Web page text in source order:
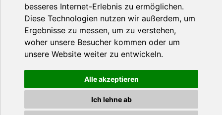
besseres Internet-Erlebnis zu ermöglichen.
Diese Technologien nutzen wir außerdem, um
Ergebnisse zu messen, um zu verstehen,
woher unsere Besucher kommen oder um
unsere Website weiter zu entwickeln.
Alle akzeptieren
Ich lehne ab
Unternehmern im Sinne von § 14 BGB zur Verfügung.
Ein Vertragsschluss mit Verbrauchern im Sinne von § 13 BGB ist
ausgeschlossen.